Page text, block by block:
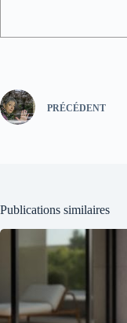
PRÉCÉDENT
Publications similaires